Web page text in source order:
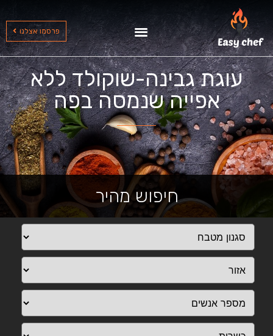
פרסמו אצלנו
עוגת גבינה-שוקולד ללא
אפייה שנמסה בפה
חיפוש מהיר